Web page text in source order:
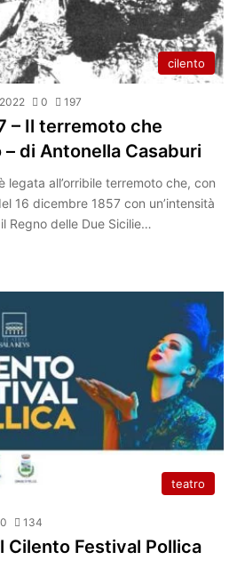
cilento
0 197
– Il terremoto che
di Antonella Casaburi
legata all’orribile terremoto che, con
16 dicembre 1857 con un’intensità
Regno delle Due Sicilie…
teatro
0 134
Cilento Festival Pollica